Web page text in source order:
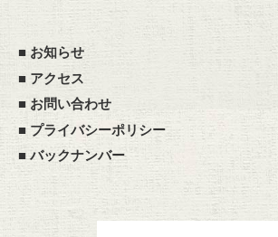
■ お知らせ
■ アクセス
■ お問い合わせ
■プライバシーポリシー
■バックナンバー